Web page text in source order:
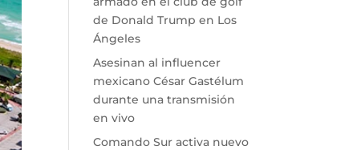
de Donald Trump en Los
Ángeles
Asesinan al influencer
mexicano César Gastélum
durante una transmisión
en vivo
Comando Sur activa nuevo